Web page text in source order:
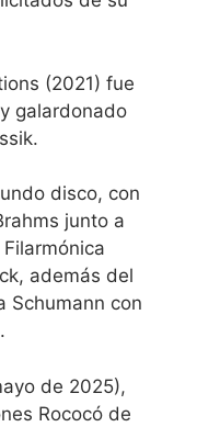
(2021) fue
galardonado
disco, con
junto a
además del
Schumann con
de 2025),
Rococó de